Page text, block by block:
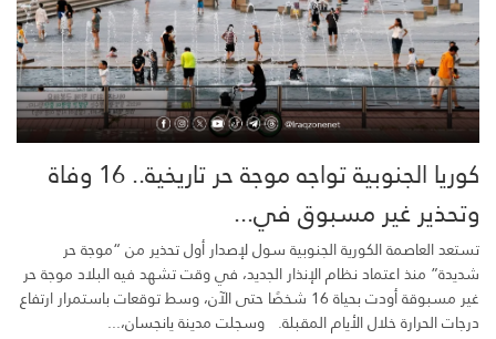
كوريا الجنوبية تواجه موجة حر تاريخية.. 16 وفاة
وتحذير غير مسبوق في...
تستعد العاصمة الكورية الجنوبية سول لإصدار أول تحذير من “موجة حر
شديدة” منذ اعتماد نظام الإنذار الجديد، في وقت تشهد فيه البلاد موجة حر
غير مسبوقة أودت بحياة 16 شخصًا حتى الآن، وسط توقعات باستمرار ارتفاع
درجات الحرارة خلال الأيام المقبلة. وسجلت مدينة يانجسان،...